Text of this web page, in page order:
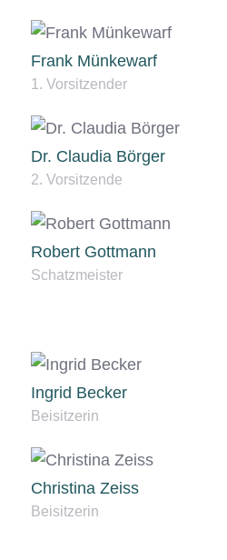
Frank Münkewarf
1. Vorsitzender
Dr. Claudia Börger
2. Vorsitzende
Robert Gottmann
Schatzmeister
Ingrid Becker
Beisitzerin
Christina Zeiss
Beisitzerin